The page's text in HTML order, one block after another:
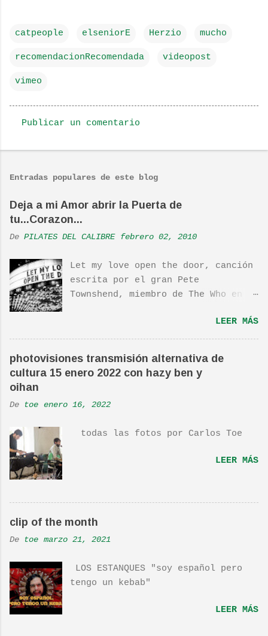
catpeople elseniorE Herzio mucho
recomendacionRecomendada videopost
vimeo
o
n
t
a
i
o
s
Publicar un comentario
Entradas populares de este blog
Deja a mi Amor abrir la Puerta de
tu...Corazon...
De PILATES DEL CALIBRE febrero 02, 2010
Let my love open the door, canción
escrita por el gran Pete
Townshend, miembro de The Who en
Glass, del mismo año, y que llego
a estar en el top 10. La cancion
es deliciosa de por si, de hecho
ha sido versionada cienes y cienes
de veces. Aquí os dejo el vídeo de
ver una estupenda película llamada
por TOE hace unos posts.Yo también
os la recomiendo. En una escena de
magnifica Per-Versión de este tema
de Townshend. PINCHA AQUÍ Y LA
LEER MÁS
photovisiones transmisión alternativa de
cultura 15 enero 2022 con hazy ben y
oihan
De toe enero 16, 2022
todas las fotos por Carlos Toe
LEER MÁS
clip of the month
De toe marzo 21, 2021
LOS ESTANQUES "soy español pero
tengo un kebab"
LEER MÁS